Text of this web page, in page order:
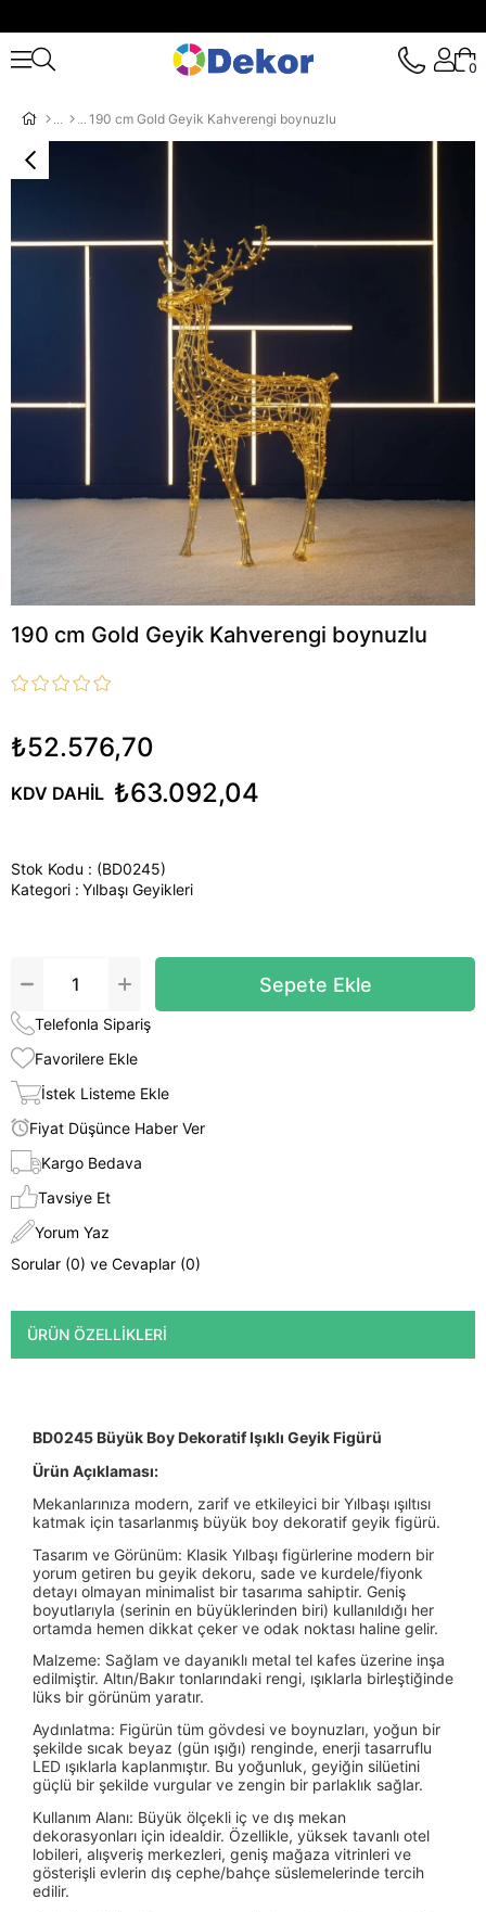
0
190 cm Gold Geyik Kahverengi boynuzlu
190 cm Gold Geyik Kahverengi boynuzlu
₺52.576,70
KDV DAHIL ₺63.092,04
Stok Kodu
(BD0245)
Kategori : Yılbaşı Geyikleri
Telefonla Sipariş
Favorilere Ekle
İstek Listeme Ekle
Fiyat Düşünce Haber Ver
Kargo Bedava
Tavsiye Et
Yorum Yaz
Sorular (0) ve Cevaplar (0)
ÜRÜN ÖZELLIKLERI
BD0245 Büyük Boy Dekoratif Işıklı Geyik Figürü
Ürün Açıklaması:
Mekanlarınıza modern, zarif ve etkileyici bir Yılbaşı ışıltısı
katmak için tasarlanmış büyük boy dekoratif geyik figürü.
Tasarım ve Görünüm: Klasik Yılbaşı figürlerine modern bir
yorum getiren bu geyik dekoru, sade ve kurdele/fiyonk
detayı olmayan minimalist bir tasarıma sahiptir. Geniş
boyutlarıyla (serinin en büyüklerinden biri) kullanıldığı her
ortamda hemen dikkat çeker ve odak noktası haline gelir.
Malzeme: Sağlam ve dayanıklı metal tel kafes üzerine inşa
edilmiştir. Altın/Bakır tonlarındaki rengi, ışıklarla birleştiğinde
lüks bir görünüm yaratır.
Aydınlatma: Figürün tüm gövdesi ve boynuzları, yoğun bir
şekilde sıcak beyaz (gün ışığı) renginde, enerji tasarruflu
LED ışıklarla kaplanmıştır. Bu yoğunluk, geyiğin silüetini
güçlü bir şekilde vurgular ve zengin bir parlaklık sağlar.
Kullanım Alanı: Büyük ölçekli iç ve dış mekan
dekorasyonları için idealdir. Özellikle, yüksek tavanlı otel
lobileri, alışveriş merkezleri, geniş mağaza vitrinleri ve
gösterişli evlerin dış cephe/bahçe süslemelerinde tercih
edilir.